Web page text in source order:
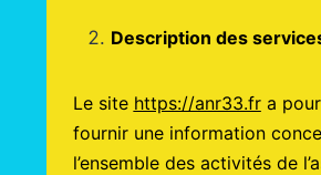
Description des
Le site https://anr33.fra
fournir une information
l’ensemble des activités de